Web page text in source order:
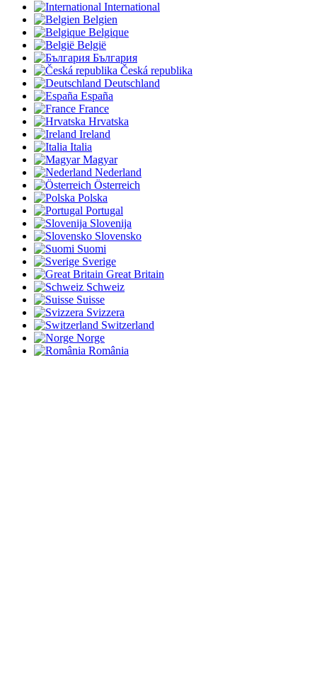
International
Belgien
Belgique
België
България
Česká republika
Deutschland
España
France
Hrvatska
Ireland
Italia
Magyar
Nederland
Österreich
Polska
Portugal
Slovenija
Slovensko
Suomi
Sverige
Great Britain
Schweiz
Suisse
Svizzera
Switzerland
Norge
România